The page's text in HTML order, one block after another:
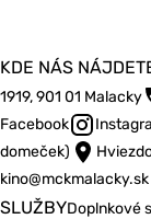
KDE NÁS
1919, 901 01 Malacky
Facebook
domeček)
kino@mckmalacky.sk
SLUŽBYDoplnkové